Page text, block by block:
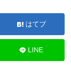
はてブ
LINE